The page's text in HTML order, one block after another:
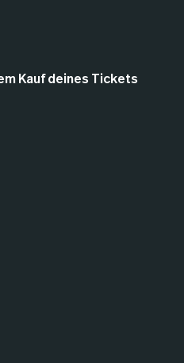
Kauf deines Tickets